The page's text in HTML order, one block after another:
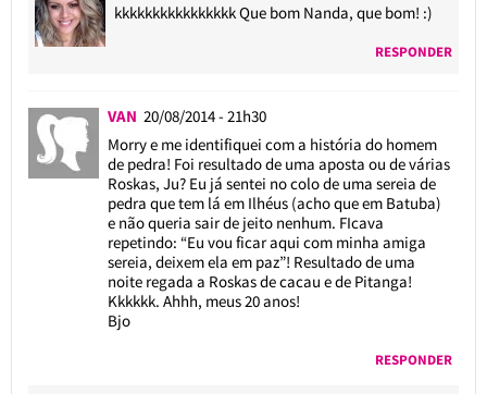
kkkkkkkkkkkkkkkk Que bom Nanda, que bom! :)
RESPONDER
VAN 20/08/2014 - 21h30
Morry e me identifiquei com a história do homem
de pedra! Foi resultado de uma aposta ou de várias
Roskas, Ju? Eu já sentei no colo de uma sereia de
pedra que tem lá em Ilhéus (acho que em Batuba)
e não queria sair de jeito nenhum. FIcava
repetindo: “Eu vou ficar aqui com minha amiga
sereia, deixem ela em paz”! Resultado de uma
noite regada a Roskas de cacau e de Pitanga!
Kkkkkk. Ahhh, meus 20 anos!
Bjo
RESPONDER